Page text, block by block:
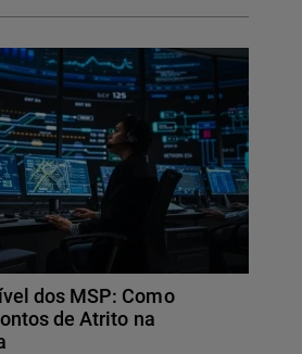
dos MSP: Como
de Atrito na